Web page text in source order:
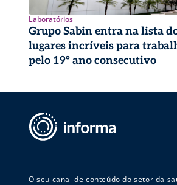
Laboratórios
Grupo Sabin entra na lista
lugares incríveis para
pelo 19º ano consecutivo
O seu canal de conteúdo do setor da